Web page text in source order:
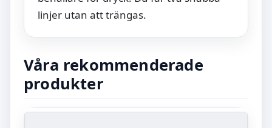
linjer utan att trängas.
Våra rekommenderade
produkter